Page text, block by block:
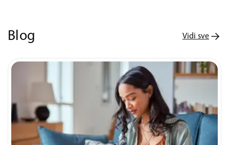
Blog Vidi sve